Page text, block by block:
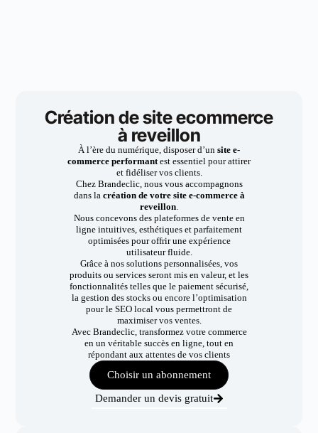
Création de site ecommerce
à reveillon
À l’ère du numérique, disposer d’un site e-
commerce performantest essentiel pour attirer
et fidéliser vos clients.
Chez Brandeclic, nous vous accompagnons
dans la création de votre site e-commerce à
reveillon.
Nous concevons des plateformes de vente en
ligne intuitives, esthétiques et parfaitement
optimisées pour offrir une expérience
utilisateur fluide.
Grâce à nos solutions personnalisées, vos
produits ou services seront mis en valeur, et les
fonctionnalités telles que le paiement sécurisé,
la gestion des stocks ou encore l’optimisation
pour le SEO local vous permettront de
maximiser vos ventes.
Avec Brandeclic, transformez votre commerce
en un véritable succès en ligne, tout en
répondant aux attentes de vos clients
Choisir un abonnement
Demander un devis gratuit